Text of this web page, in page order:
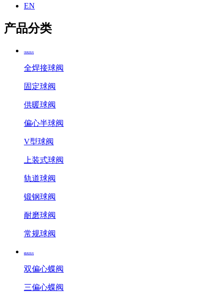
EN
产品分类
球阀系列
全焊接球阀
固定球阀
供暖球阀
偏心半球阀
V型球阀
上装式球阀
轨道球阀
锻钢球阀
耐磨球阀
常规球阀
蝶阀系列
双偏心蝶阀
三偏心蝶阀